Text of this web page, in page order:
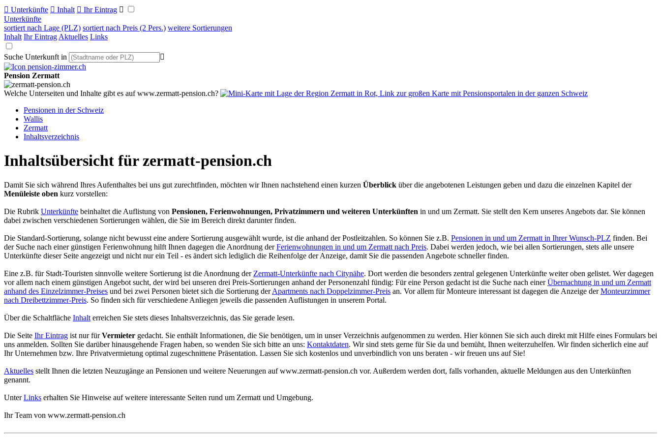
 Unterkünfte  Inhalt  Ihr Eintrag 
Unterkünfte
sortiert nach Lage (PLZ) sortiert nach Preis (2 Pers.) weitere Sortierungen
Inhalt Ihr Eintrag Aktuelles Links
Suche Unterkunft in 
Pension Zermatt
Welche Unterseiten und Inhalte gibt es auf www.zermatt-pension.ch?
Pensionen in der Schweiz
Wallis
Zermatt
Inhaltsverzeichnis
Inhaltsübersicht für zermatt-pension.ch
Damit Sie sich während Ihres Aufenthaltes bei uns gut zurechtfinden, möchten wir Ihnen nachstehend einen kurzen Überblick über die angebotenen Leistungen geben und dazu die einzelnen Kapitel der
Menüleiste oben kurz vorstellen:
Die Rubrik Unterkünfte beinhaltet die Auflistung von Pensionen, Ferienwohnungen, Privatzimmern und weiteren Unterkünften in und um Zermatt. Sie stellt den Kern unseres Angebots dar. Sie können
dabei zwischen verschiedenen Sortierungen wählen, die Sie im Bereich direkt darunter finden.
Die Standard-Sortierung, solange nicht bewusst eine andere Sortierung ausgewählt wurde, ist die anhand der Postleitzahlen. So können Sie z.B. Pensionen in und um Zermatt in Ihrer Wunsch-PLZ finden. Bei
der Suche nach einer günstigen Ferienwohnung hilft Ihnen dagegen die Anordnung derFerienwohnungen in und um Zermatt nach Preis. Dabei werden jedoch, wie bei allen Sortierungen, stets alle unsere
Unterkünfte dieser Seite angezeigt und nicht nur ein Teil - es ändert sich lediglich die Reihenfolge der Anzeige, damit Sie die passenden Angebote schneller finden.
Eine z.B. für Stadt-Touristen sinnvolle weitere Sortierung ist die Anordnung der Zermatt-Unterkünfte nach Citynähe. Dort werden die besonders zentral gelegenen Unterkünfte weiter oben gelistet. Wer dagegen
vor allem nach einem günstigen Angebot sucht, der wird bei unseren drei Preis-Sortierungen anhand der Personenzahl fündig: Für eine Person gedacht ist die Suche nach einerÜbernachtung in und um Zermatt
anhand des Einzelzimmer-Preises und bei zwei Personen bietet sich die Sortierung derApartments nach Doppelzimmer-Preis an. Vor allem für Monteure interessant ist dagegen die Anzeige derMonteurzimmer
nach Dreibettzimmer-Preis. So finden sich für verschiedene Anliegen jeweils die passenden Auflistungen in unserem Portal.
Über die Schaltfläche Inhalt erreichen Sie stets dieses Inhaltsverzeichnis, das Sie gerade lesen.
Die Seite Ihr Eintrag ist nur fürVermieter gedacht. Sie enthält Informationen, die Sie benötigen, um in unser Verzeichnis aufgenommen zu werden. Hier können Sie sich auch direkt mit Hilfe eines Formulars bei
uns anmelden. Sollten Sie darüber hinausgehende Fragen haben, so wenden Sie sich bitte an uns: Kontaktdaten. Wir sind stets gerne für Sie da und bemüht, Ihnen weiterzuhelfen. Wir finden sicherlich eine auf
Ihr Unternehmen bzw. Ihre Privatvermietung optimal zugeschnittene Präsentation. Lassen Sie sich kostenlos und unverbindlich von uns beraten - wir freuen uns auf Sie!
Aktuelles stellt Ihnen die letzten Neuzugänge an Pensionen und weitere Neuerungen aufwww.zermatt-pension.ch vor. Außerdem werden dort, falls vorhanden, aktuelle Meldungen aus den Unterkünften
genannt.
UnterLinks erhalten Sie Hinweise auf weitere interessante Seiten rund um Zermatt und Umgebung.
Ihr Team von www.zermatt-pension.ch